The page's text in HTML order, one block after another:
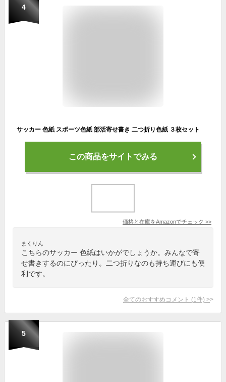
4
サッカー 色紙 スポーツ色紙 部活寄せ書き 二つ折り色紙 ３枚セット
この商品をサイトでみる
価格と在庫をAmazonでチェック >>
まくりん
こちらのサッカー 色紙はいかがでしょうか。みんなで寄
せ書きするのにぴったり。二つ折りなのも持ち運びにも便
利です。
全てのおすすめコメント (1 件) >
5